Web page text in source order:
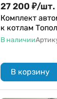
27 200 ₽/шт.
Комплект
к котлам
В наличии
В корзину